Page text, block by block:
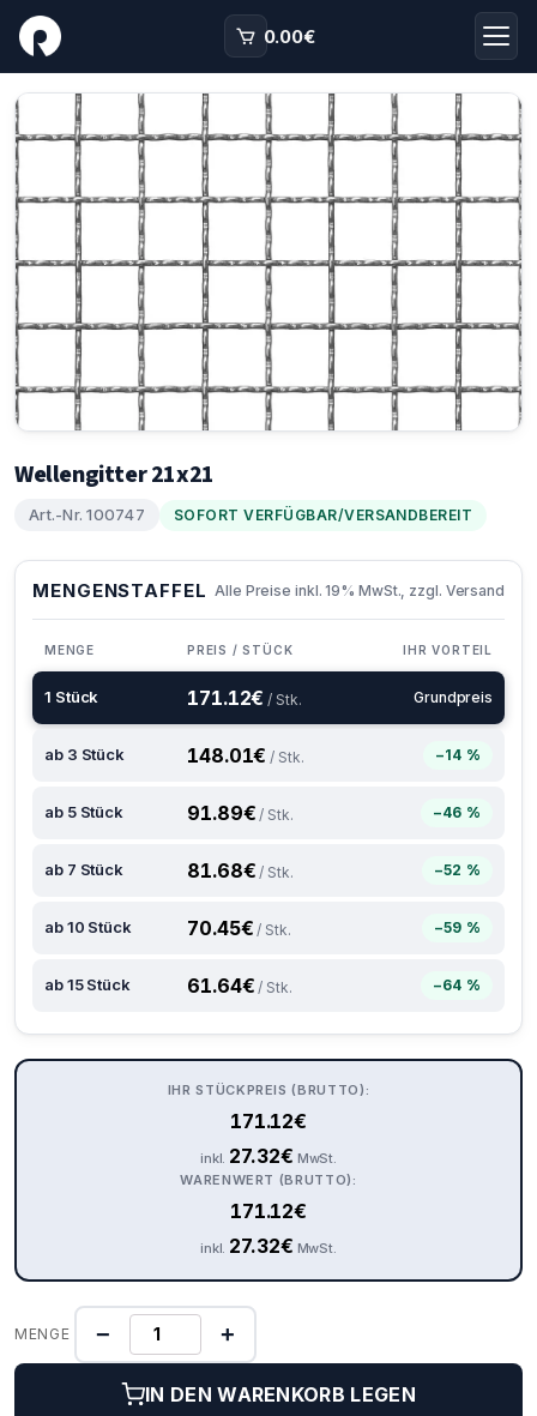
0.00€
Wellengitter 21x21
Art.-Nr. 100747 SOFORT VERFÜGBAR/VERSANDBEREIT
MENGENSTAFFEL Alle Preise inkl. 19% MwSt., zzgl. Versand
MENGE PREIS / STÜCK IHR VORTEIL
1 Stück 171.12€ / Stk. Grundpreis
ab 3 Stück 148.01€ / Stk. −14 %
ab 5 Stück 91.89€ / Stk. −46 %
ab 7 Stück 81.68€ / Stk. −52 %
ab 10 Stück 70.45€ / Stk. −59 %
ab 15 Stück 61.64€ / Stk. −64 %
IHR STÜCKPREIS (BRUTTO):
171.12€
inkl. 27.32€ MwSt.
WARENWERT (BRUTTO):
171.12€
inkl. 27.32€ MwSt.
MENGE − +
IN DEN WARENKORB LEGEN